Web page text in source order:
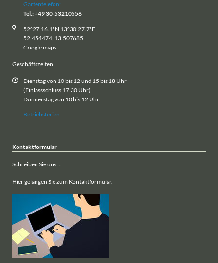
Gartentelefon:
Tel.: +49 30-53210556
52°27'16.1"N 13°30'27.7"E
52.454474, 13.507685
Google maps
Geschäftszeiten
Dienstag von 10 bis 12 und 15 bis 18 Uhr
(Einlassschluss 17.30 Uhr)
Donnerstag von 10 bis 12 Uhr
Betriebsferien
Kontaktformular
Schreiben Sie uns ...
Hier gelangen Sie zum Kontaktformular.